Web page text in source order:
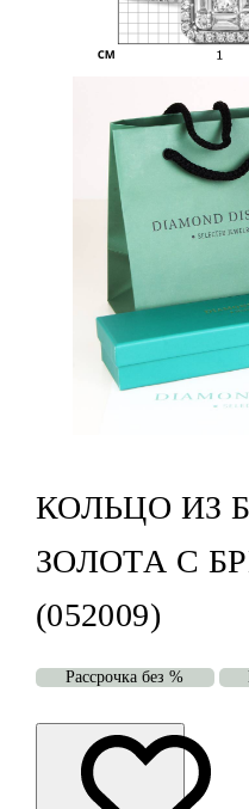
КОЛЬЦО ИЗ
ЗОЛОТА С
(052009)
Рассрочка без %